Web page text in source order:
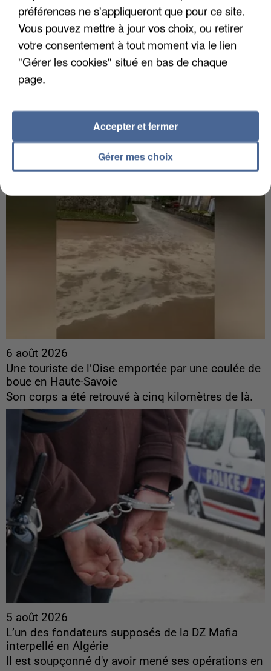
Gabriel Attal et Raphaël Glucksmann visés par des
Sollicité, Sébastien Lecornu annonce un "travail
commun" avec les partis à la rentrée.
6 août 2026
Une touriste de l’Oise emportée par une coulée de
boue en Haute-Savoie
Son corps a été retrouvé à cinq kilomètres de là.
5 août 2026
L’un des fondateurs supposés de la DZ Mafia
interpellé en Algérie
Il est soupçonné d'y avoir mené ses opérations en
préférences ne s'appliqueront que pour ce site.
Vous pouvez mettre à jour vos choix, ou retirer
votre consentement à tout moment via le lien
"Gérer les cookies" situé en bas de chaque
page.
Gérer mes choix
Accepter et fermer